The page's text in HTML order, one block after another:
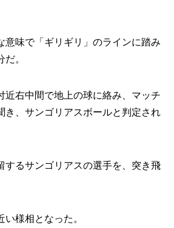
味で「ギリギリ」のラインに踏み
。
右中間で地上の球に絡み、マッチ
き、サンゴリアスボールと判定され
るサンゴリアスの選手を、突き飛
様相となった。